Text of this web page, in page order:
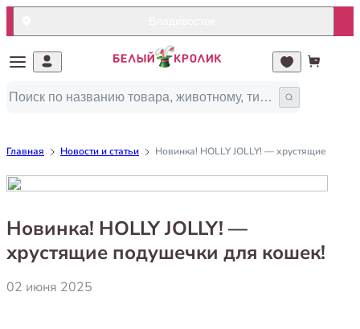
Главная Новости и статьи Новинка! HOLLY JOLLY! — хрустящие
Новинка! HOLLY JOLLY! —
хрустящие подушечки для кошек!
02 июня 2025